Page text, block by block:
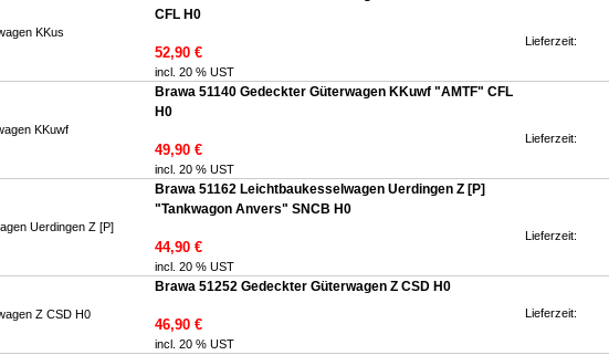
CFL H0
52,90 €
incl. 20 % UST
Lieferzeit:
Brawa 51140 Gedeckter Güterwagen KKuwf "AMTF" CFL
H0
49,90 €
incl. 20 % UST
Lieferzeit:
Brawa 51162 Leichtbaukesselwagen Uerdingen Z [P]
"Tankwagon Anvers" SNCB H0
44,90 €
incl. 20 % UST
Lieferzeit:
Brawa 51252 Gedeckter Güterwagen Z CSD H0
46,90 €
incl. 20 % UST
Lieferzeit: